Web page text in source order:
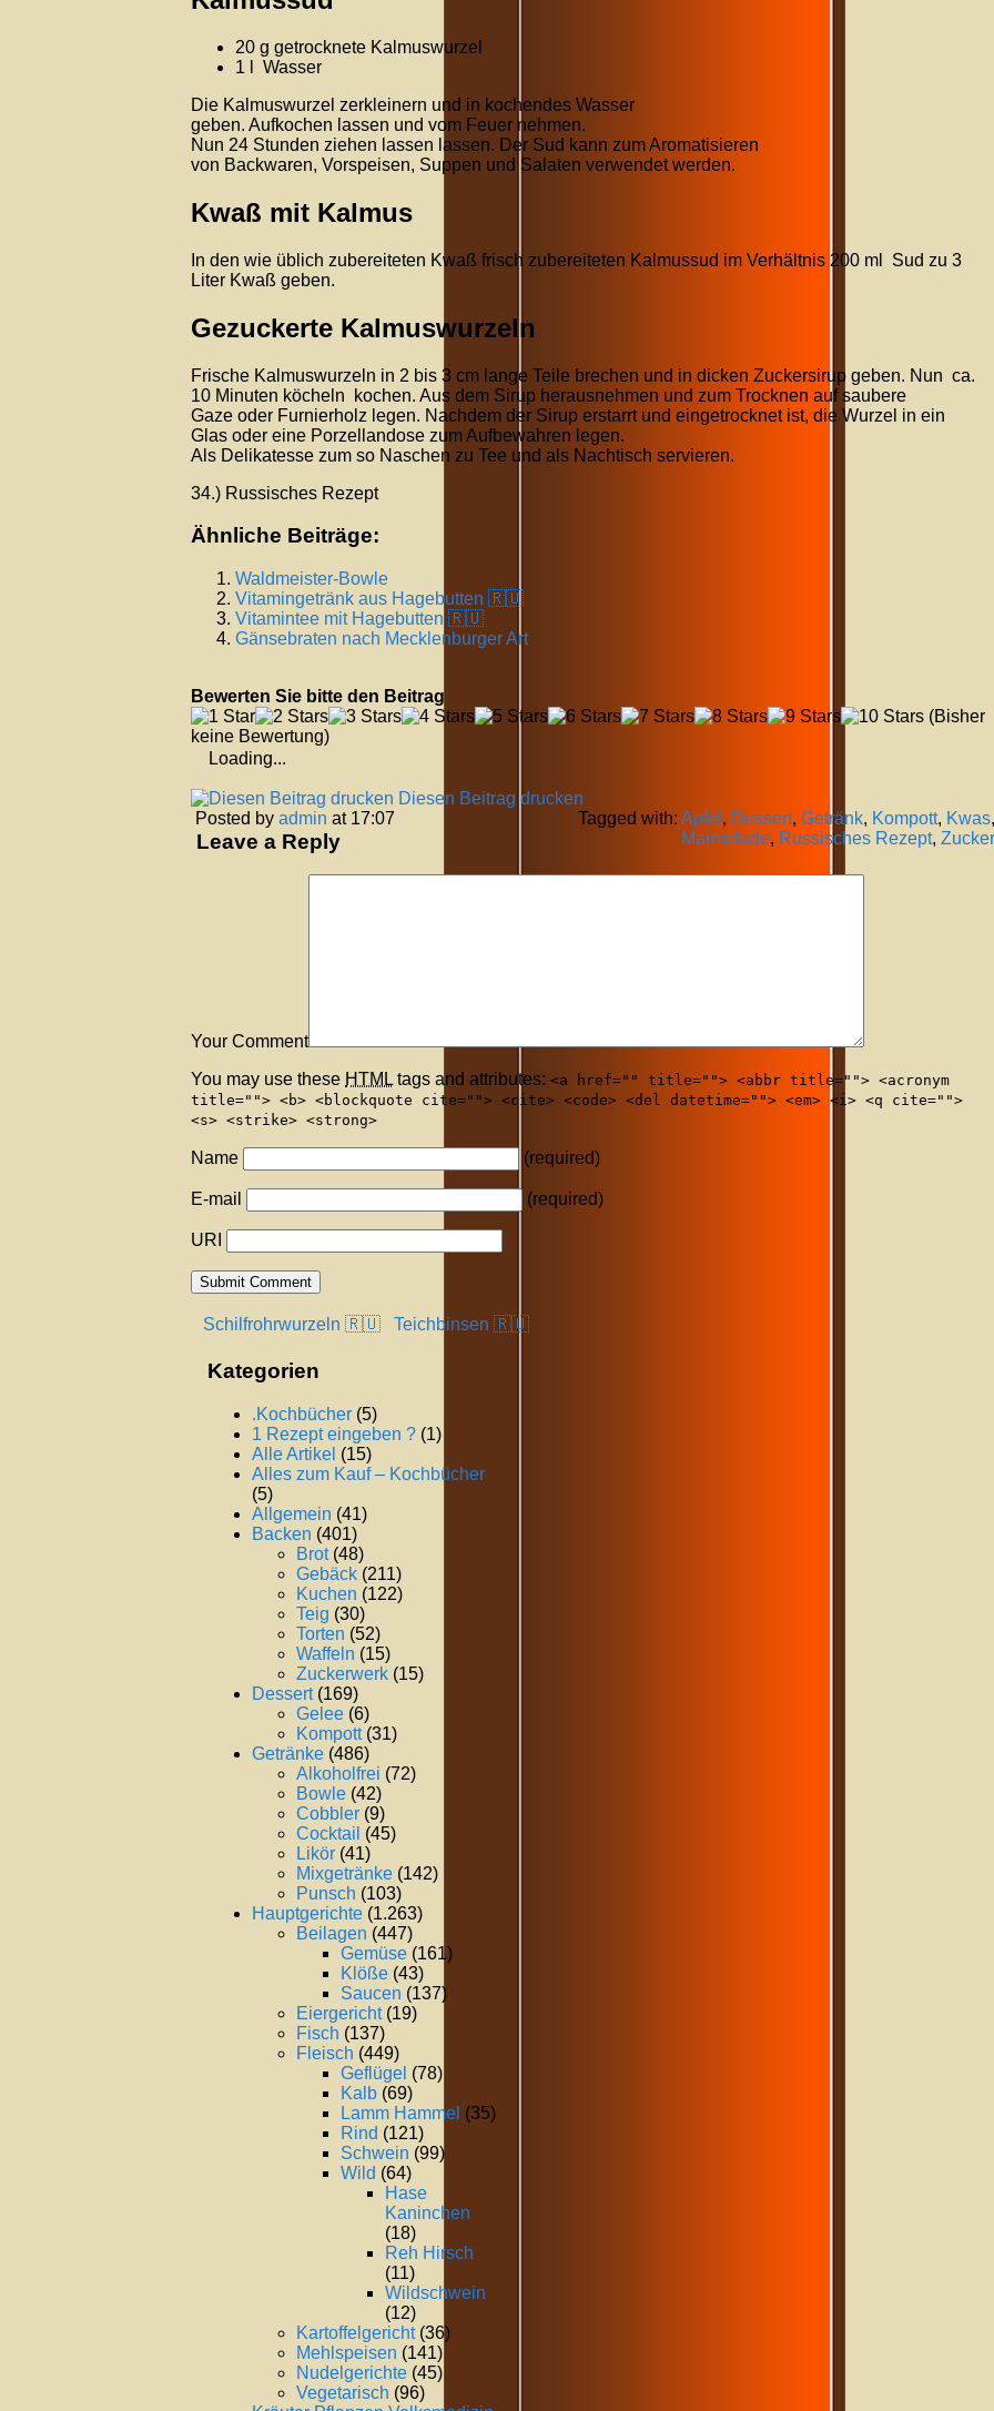
20 g getrocknete Kalmuswurzel
1 l Wasser
Die Kalmuswurzel zerkleinern und in kochendes Wasser
geben. Aufkochen lassen und vom Feuer nehmen.
Nun 24 Stunden ziehen lassen lassen. Der Sud kann zum Aromatisieren
von Backwaren, Vorspeisen, Suppen und Salaten verwendet werden.
Kwaß mit Kalmus
In den wie üblich zubereiteten Kwaß frisch zubereiteten Kalmussud im Verhältnis 200 ml Sud zu 3
Liter Kwaß geben.
Gezuckerte Kalmuswurzeln
Frische Kalmuswurzeln in 2 bis 3 cm lange Teile brechen und in dicken Zuckersirup geben. Nun ca.
10 Minuten köcheln kochen. Aus dem Sirup herausnehmen und zum Trocknen auf saubere
Gaze oder Furnierholz legen. Nachdem der Sirup erstarrt und eingetrocknet ist, die Wurzel in ein
Glas oder eine Porzellandose zum Aufbewahren legen.
Als Delikatesse zum so Naschen zu Tee und als Nachtisch servieren.
34.) Russisches Rezept
Ähnliche Beiträge:
Waldmeister-Bowle
Vitamingetränk aus Hagebutten 🇷🇺
Vitamintee mit Hagebutten 🇷🇺
Gänsebraten nach Mecklenburger Art
Bewerten Sie bitte den Beitrag
(Bisher
keine Bewertung)
Loading...
Diesen Beitrag drucken
Posted by admin at 17:07 Tagged with: Apfel , Dessert, Getränk, Kompott, Kwas,
Marmelade, Russisches Rezept, Zucker
Leave a Reply
Your Comment
You may use these HTML tags and attributes: <a href="" title=""> <abbr title=""> <acronym
title=""> <b> <blockquote cite=""> <cite> <code> <del datetime=""> <em> <i> <q cite="">
<s> <strike> <strong>
Name (required)
E-mail (required)
URI
Schilfrohrwurzeln 🇷🇺 Teichbinsen 🇷🇺
Kategorien
.Kochbücher (5)
1 Rezept eingeben ? (1)
Alle Artikel (15)
Alles zum Kauf – Kochbücher
(5)
Allgemein (41)
Backen (401)
Brot(48)
Gebäck (211)
Kuchen (122)
Teig (30)
Torten (52)
Waffeln (15)
Zuckerwerk (15)
Dessert(169)
Gelee (6)
Kompott(31)
Getränke (486)
Alkoholfrei (72)
Bowle (42)
Cobbler (9)
Cocktail (45)
Likör (41)
Mixgetränke (142)
Punsch (103)
Hauptgerichte (1.263)
Beilagen (447)
Gemüse (161)
Klöße (43)
Saucen (137)
Eiergericht(19)
Fisch (137)
Fleisch (449)
Geflügel (78)
Kalb (69)
Lamm Hammel (35)
Rind (121)
Schwein (99)
Wild (64)
Hase
Kaninchen
(18)
Reh Hirsch
(11)
Wildschwein
(12)
Kartoffelgericht(36)
Mehlspeisen (141)
Nudelgerichte (45)
Vegetarisch (96)